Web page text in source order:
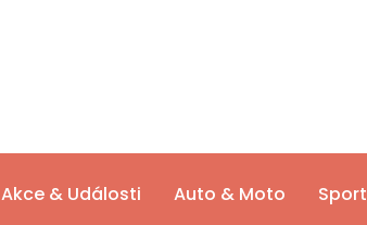
Akce & Události Auto & Moto Sport